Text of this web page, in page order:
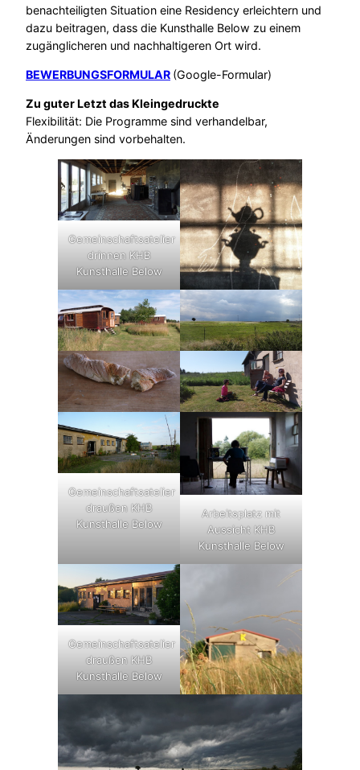
benachteiligten Situation eine Residency erleichtern und
dazu beitragen, dass die Kunsthalle Below zu einem
zugänglicheren und nachhaltigeren Ort wird.
BEWERBUNGSFORMULAR (Google-Formular)
Zu guter Letzt das Kleingedruckte
Flexibilität: Die Programme sind verhandelbar,
Änderungen sind vorbehalten.
Gemeinschaftsatelier
drinnen KHB
Kunsthalle Below
Gemeinschaftsatelier
draußen KHB
Kunsthalle Below
Arbeitsplatz mit
Aussicht KHB
Kunsthalle Below
Gemeinschaftsatelier
draußen KHB
Kunsthalle Below